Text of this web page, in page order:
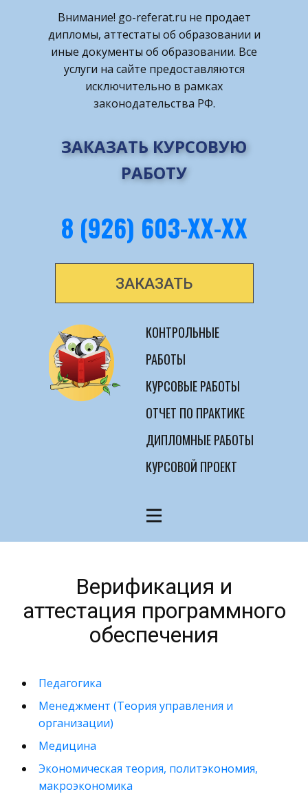
Внимание! ​go-referat.ru не продает
дипломы, аттестаты об образовании и
иные документы об образовании. Все
услуги на сайте предоставляются
исключительно в рамках
законодательства РФ.
ЗАКАЗАТЬ КУРСОВУЮ
РАБОТУ
8 (926) 603-ХХ-ХХ
ЗАКАЗАТЬ
КОНТРОЛЬНЫЕ
РАБОТЫ
КУРСОВЫЕ РАБОТЫ
ОТЧЕТ ПО ПРАКТИКЕ
ДИПЛОМНЫЕ РАБОТЫ
КУРСОВОЙ ПРОЕКТ
Верификация и
аттестация программного
обеспечения
Педагогика
Менеджмент (Теория управления и
организации)
Медицина
Экономическая теория, политэкономия,
макроэкономика